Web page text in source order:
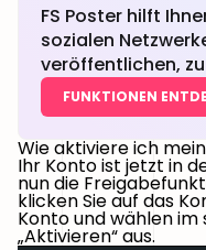
FS Poster hilft
sozialen
veröffentlichen,
FUNKTIONEN
Wie aktiviere ich
Ihr Konto ist jetzt in
nun die
klicken Sie auf das
Konto und wählen
„Aktivieren“ aus.